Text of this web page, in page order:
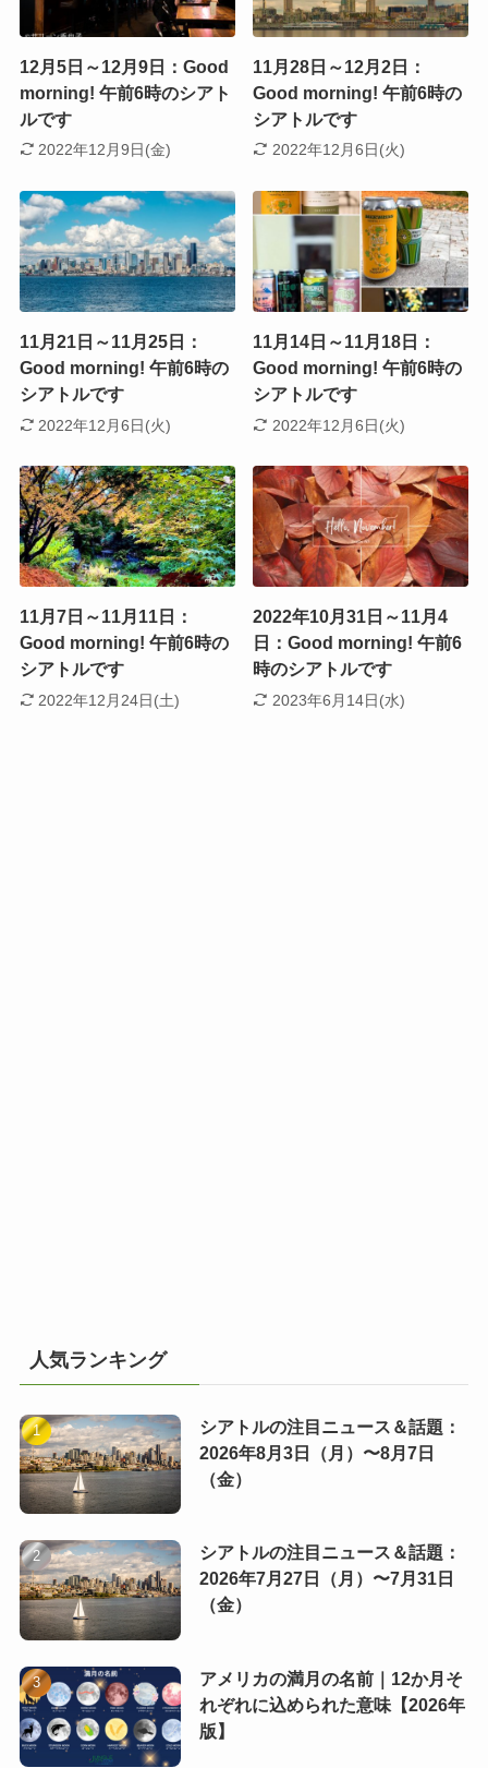
12月5日～12月9日：Good
morning! 午前6時のシアト
ルです
2022年12月9日(金)
11月28日～12月2日：
Good morning! 午前6時の
シアトルです
2022年12月6日(火)
11月21日～11月25日：
Good morning! 午前6時の
シアトルです
2022年12月6日(火)
11月14日～11月18日：
Good morning! 午前6時の
シアトルです
2022年12月6日(火)
11月7日～11月11日：
Good morning! 午前6時の
シアトルです
2022年12月24日(土)
2022年10月31日～11月4
日：Good morning! 午前6
時のシアトルです
2023年6月14日(水)
人気ランキング
シアトルの注目ニュース＆話題：
2026年8月3日（月）〜8月7日
（金）
シアトルの注目ニュース＆話題：
2026年7月27日（月）〜7月31日
（金）
アメリカの満月の名前｜12か月そ
れぞれに込められた意味【2026年
版】